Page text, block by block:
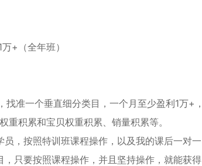
准一个垂直细分类目，一个月至少盈利1万+，
积累和宝贝权重积累、销量积累等。
，按照特训班课程操作，以及我的课后一对一
只要按照课程操作，并且坚持操作，就能获得